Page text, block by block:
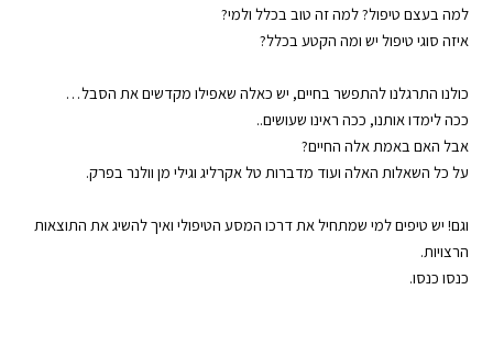
Spotify
LINK
למה בעצם טיפול? למה זה טוב בכלל ולמי?
איזה סוגי טיפול יש ומה הקטע בכלל?
כולנו התרגלנו להתפשר בחיים, יש כאלה שאפילו מקדשים את הסבל…
ככה לימדו אותנו, ככה ראינו שעושים..
אבל האם באמת אלה החיים?
על כל השאלות האלה ועוד מדברות טל אקרליג וגילי מן וולנר בפרק.
וגם! יש טיפים למי שמתחיל את דרכו המסע הטיפולי ואיך להשיג את התוצאות
הרצויות.
כנסו כנסו.